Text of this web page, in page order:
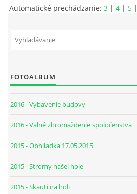
Automatické prechádzanie: 3| 4| 5|
FOTOALBUM
2016 - Vybavenie budovy
2016 - Valné zhromaždenie spoločenstva
2015 - Obhliadka 17.05.2015
2015 - Stromy našej hole
2015 - Skauti na holi